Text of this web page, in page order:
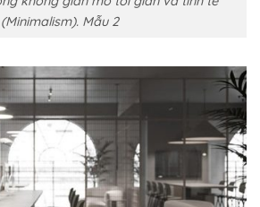
(Minimalism). Mẫu 2